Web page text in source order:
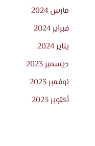
مارس 2024
فبراير 2024
يناير 2024
ديسمبر 2023
نوفمبر 2023
أكتوبر 2023